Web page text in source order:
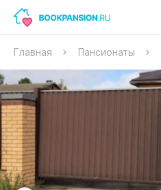
Главная Пансионаты